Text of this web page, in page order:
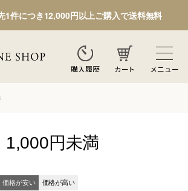
1件につき12,000円以上ご購入で送料無料
購入履歴 カート メニュー
1,000円未満
価格が安い 価格が高い